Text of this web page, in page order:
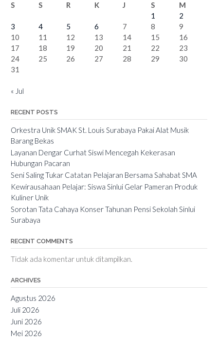
S
S R K J S
M
1
2
3
4 5 6 7 8
9
10
11 12 13 14 15
16
17
18 19 20 21 22
23
24
25 26 27 28 29
30
31
« Jul
RECENT POSTS
Orkestra Unik SMAK St. Louis Surabaya Pakai Alat Musik
Barang Bekas
Layanan Dengar Curhat Siswi Mencegah Kekerasan
Hubungan Pacaran
Seni Saling Tukar Catatan Pelajaran Bersama Sahabat SMA
Kewirausahaan Pelajar: Siswa Sinlui Gelar Pameran Produk
Kuliner Unik
Sorotan Tata Cahaya Konser Tahunan Pensi Sekolah Sinlui
Surabaya
RECENT COMMENTS
Tidak ada komentar untuk ditampilkan.
ARCHIVES
Agustus 2026
Juli 2026
Juni 2026
Mei 2026